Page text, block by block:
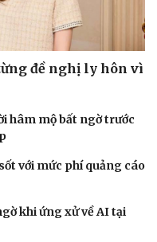
đề nghị ly hôn vì
hâm mộ bất ngờ trước
với mức phí quảng cáo
khi ứng xử về AI tại